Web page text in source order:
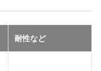
耐性など